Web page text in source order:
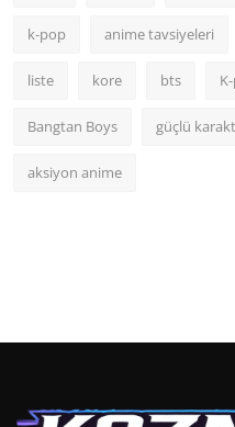
k-pop anime tavsiyeleri
liste kore bts
Bangtan Boys güçlü
aksiyon anime